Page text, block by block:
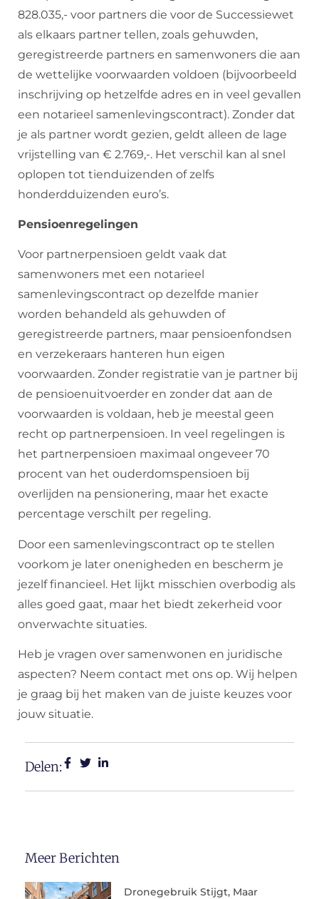
828.035,- voor partners die voor de Successiewet
als elkaars partner tellen, zoals gehuwden,
geregistreerde partners en samenwoners die aan
de wettelijke voorwaarden voldoen (bijvoorbeeld
inschrijving op hetzelfde adres en in veel gevallen
een notarieel samenlevingscontract). Zonder dat
je als partner wordt gezien, geldt alleen de lage
vrijstelling van € 2.769,-. Het verschil kan al snel
oplopen tot tienduizenden of zelfs
honderdduizenden euro’s.
Pensioenregelingen
Voor partnerpensioen geldt vaak dat
samenwoners met een notarieel
samenlevingscontract op dezelfde manier
worden behandeld als gehuwden of
geregistreerde partners, maar pensioenfondsen
en verzekeraars hanteren hun eigen
voorwaarden. Zonder registratie van je partner bij
de pensioenuitvoerder en zonder dat aan de
voorwaarden is voldaan, heb je meestal geen
recht op partnerpensioen. In veel regelingen is
het partnerpensioen maximaal ongeveer 70
procent van het ouderdomspensioen bij
overlijden na pensionering, maar het exacte
percentage verschilt per regeling.
Door een samenlevingscontract op te stellen
voorkom je later onenigheden en bescherm je
jezelf financieel. Het lijkt misschien overbodig als
alles goed gaat, maar het biedt zekerheid voor
onverwachte situaties.
Heb je vragen over samenwonen en juridische
aspecten? Neem contact met ons op. Wij helpen
je graag bij het maken van de juiste keuzes voor
jouw situatie.
Delen:
Meer Berichten
Dronegebruik Stijgt, Maar